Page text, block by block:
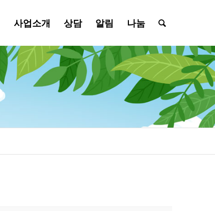
사업소개 상담 알림 나눔